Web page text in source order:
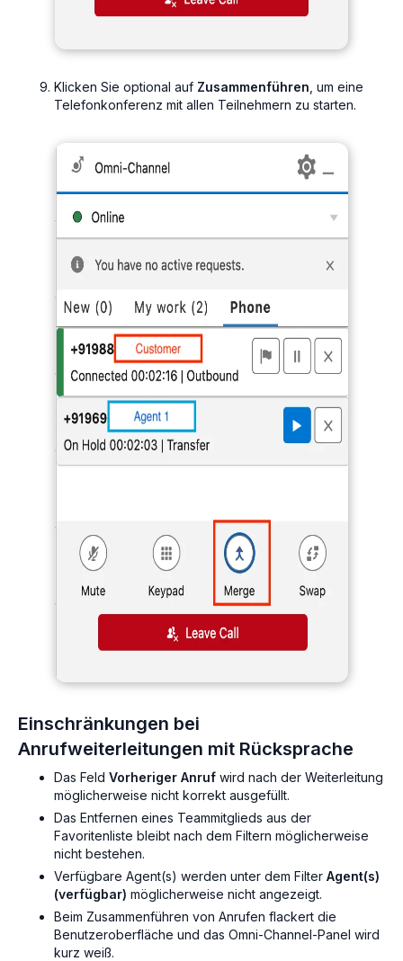
Klicken Sie optional auf Zusammenführen , um eine
Telefonkonferenz mit allen Teilnehmern zu starten.
Einschränkungen bei
Anrufweiterleitungen mit Rücksprache
Das Feld Vorheriger Anruf wird nach der Weiterleitung
möglicherweise nicht korrekt ausgefüllt.
Das Entfernen eines Teammitglieds aus der
Favoritenliste bleibt nach dem Filtern möglicherweise
nicht bestehen.
Verfügbare Agent(s) werden unter dem Filter Agent(s)
(verfügbar) möglicherweise nicht angezeigt.
Beim Zusammenführen von Anrufen flackert die
Benutzeroberfläche und das Omni-Channel-Panel wird
kurz weiß.